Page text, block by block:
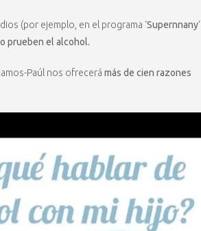
(por ejemplo, en el programa ‘Supernnany‘
prueben el alcohol.
Paúl nos ofrecerá más de cien razones